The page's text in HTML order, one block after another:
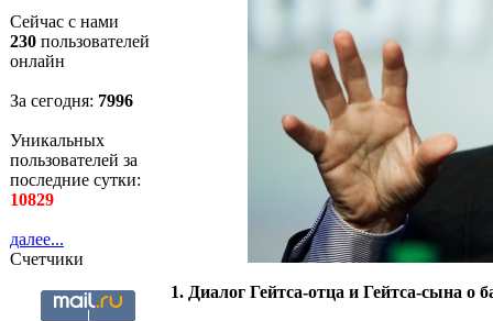
Сейчас с нами
230 пользователей
онлайн
За сегодня: 7997
Уникальных
пользователей за
последние сутки:
10829
далее...
Счетчики
1. Диалог Гейтса-отца и Гейтса-сына о